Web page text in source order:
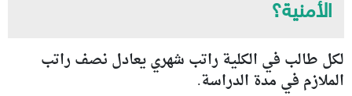
الأمنية؟
لكل طالب في الكلية راتب شهري يعادل نصف راتب
الملازم في مدة الدراسة.